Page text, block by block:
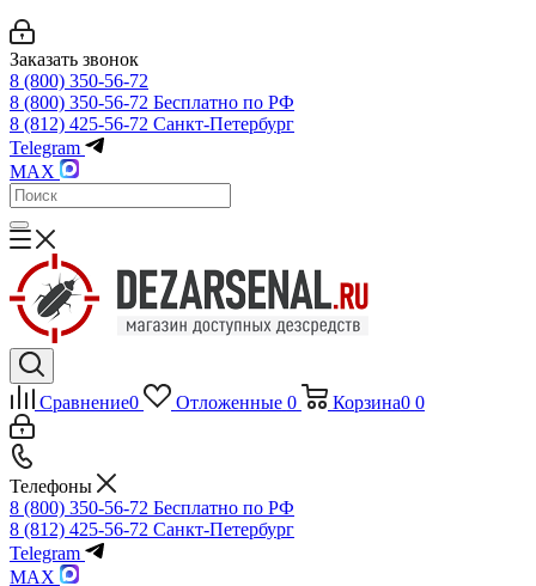
Заказать звонок
8 (800) 350-56-72
8 (800) 350-56-72 Бесплатно по РФ
8 (812) 425-56-72 Санкт-Петербург
Telegram
MAX
Сравнение0 Отложенные 0 Корзина0 0
Телефоны
8 (800) 350-56-72 Бесплатно по РФ
8 (812) 425-56-72 Санкт-Петербург
Telegram
MAX